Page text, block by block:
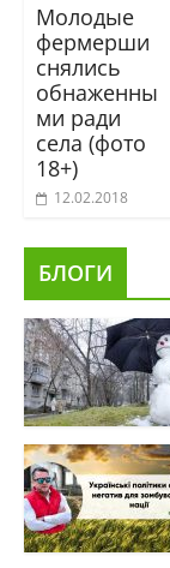
Молодые
фермерши
снялись
обнаженны
ми ради
села (фото
18+)
12.02.2018
БЛОГИ